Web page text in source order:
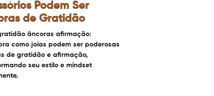
Podem Ser
de Gratidão
âncoras afirmação:
como joias podem ser poderosas
de gratidão e afirmação,
seu estilo e mindset